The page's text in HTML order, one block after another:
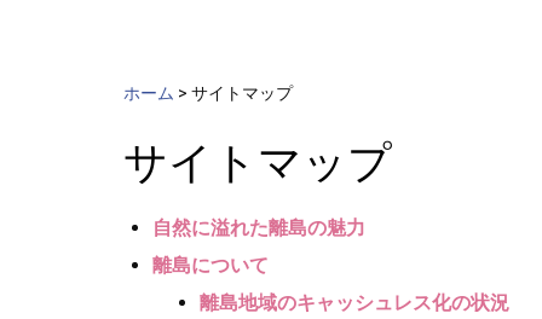
ホーム > サイトマップ
サイトマップ
自然に溢れた離島の魅力
離島について
離島地域のキャッシュレス化の状況